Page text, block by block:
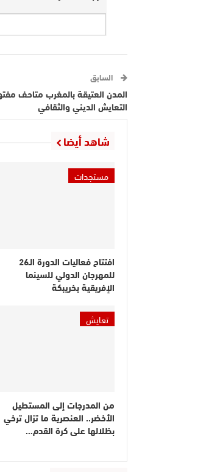
السابق
المدن العتيقة بالمغرب متاحف
التعايش الديني والثقافي
شاهد أيضا
مستجدات
افتتاح فعاليات الدورة الـ26
للمهرجان الدولي للسينما
الإفريقية بخريبكة
تعايش
من المدرجات إلى المستطيل
الأخضر.. العنصرية ما تزال ترخي
بظلالها على كرة القدم…